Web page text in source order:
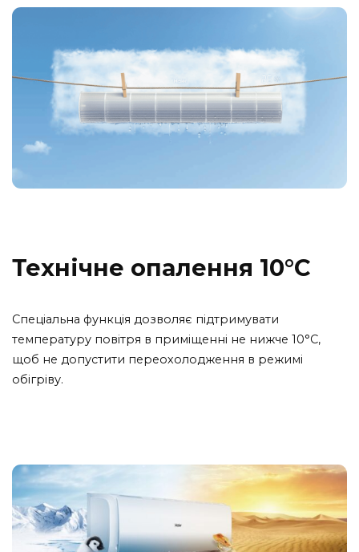
Технічне опалення 10°С
Спеціальна функція дозволяє підтримувати
температуру повітря в приміщенні не нижче 10°С,
щоб не допустити переохолодження в режимі
обігріву.